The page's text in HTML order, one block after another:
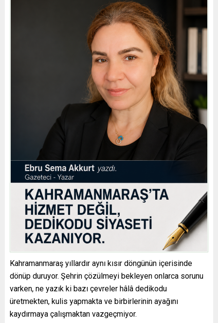
Kahramanmaraş yıllardır aynı kısır döngünün içerisinde
dönüp duruyor. Şehrin çözülmeyi bekleyen onlarca sorunu
varken, ne yazık ki bazı çevreler hâlâ dedikodu
üretmekten, kulis yapmakta ve birbirlerinin ayağını
kaydırmaya çalışmaktan vazgeçmiyor.